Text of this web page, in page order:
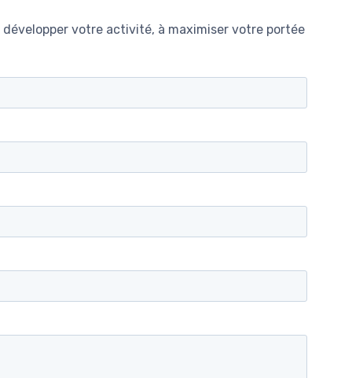
votre activité, à maximiser votre portée